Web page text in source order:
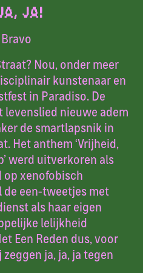
JA!
Nou, onder meer
kunstenaar en
in Paradiso. De
levenslied nieuwe adem
de smartlapsnik in
Het anthem ‘Vrijheid,
werd uitverkoren als
op xenofobisch
de een-tweetjes met
als haar eigen
lelijkheid
Een Reden dus, voor
ja, ja, ja tegen